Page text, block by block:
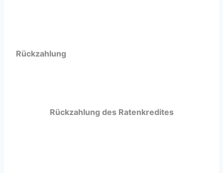
Rückzahlung
Rückzahlung des Ratenkredites